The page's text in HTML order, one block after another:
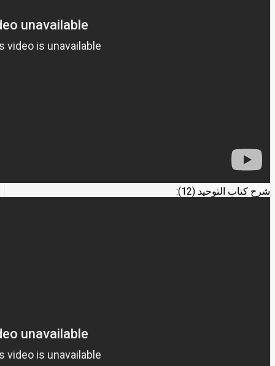
شرح كتاب التوحيد (12):